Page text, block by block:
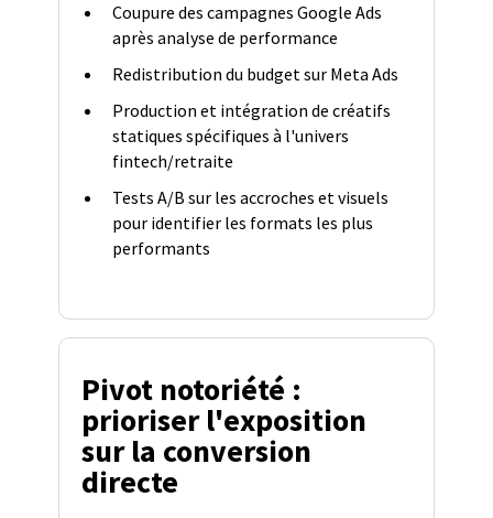
Coupure des campagnes Google Ads
après analyse de performance
Redistribution du budget sur Meta Ads
Production et intégration de créatifs
statiques spécifiques à l'univers
fintech/retraite
Tests A/B sur les accroches et visuels
pour identifier les formats les plus
performants
Pivot notoriété :
prioriser l'exposition
sur la conversion
directe